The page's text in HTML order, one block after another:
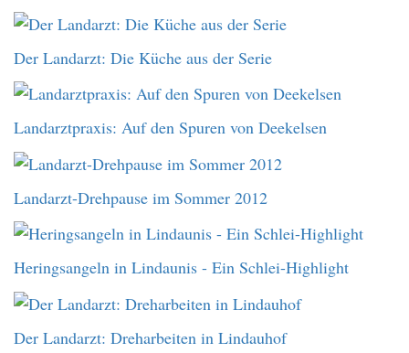
Der Landarzt: Die Küche aus der Serie
Landarztpraxis: Auf den Spuren von Deekelsen
Landarzt-Drehpause im Sommer 2012
Heringsangeln in Lindaunis - Ein Schlei-Highlight
Der Landarzt: Dreharbeiten in Lindauhof